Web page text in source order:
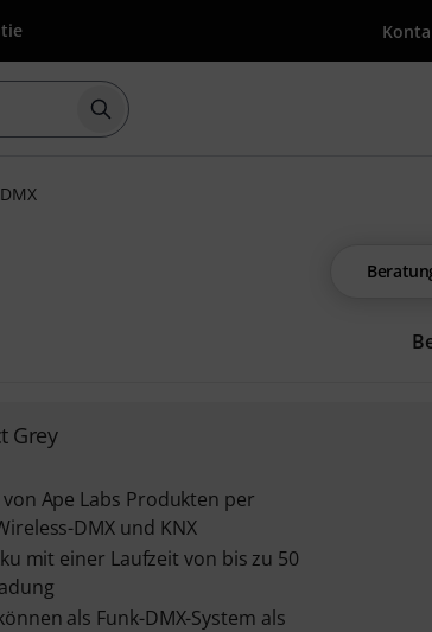
Suche mit Suchwort {searchTerm}
Grey
Ape Labs Produkten per
DMX und KNX
mit einer Laufzeit von bis zu 50
als Funk-DMX-System als